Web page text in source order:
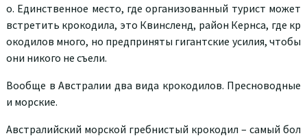
о. Единственное место, где организованный турист может
встретить крокодила, это Квинсленд, район Кернса, где кр
окодилов много, но предприняты гигантские усилия, чтобы
они никого не съели.
Вообще в Австралии два вида крокодилов. Пресноводные
и морские.
Австралийский морской гребнистый крокодил – самый бол